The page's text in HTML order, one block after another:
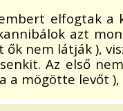
elfogtak
azt
nem látják ),
Az első
a mögötte levőt